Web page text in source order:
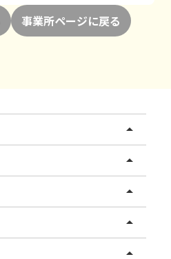
事業所ページに戻る
arrow_drop_up
arrow_drop_up
arrow_drop_up
arrow_drop_up
arrow_drop_up